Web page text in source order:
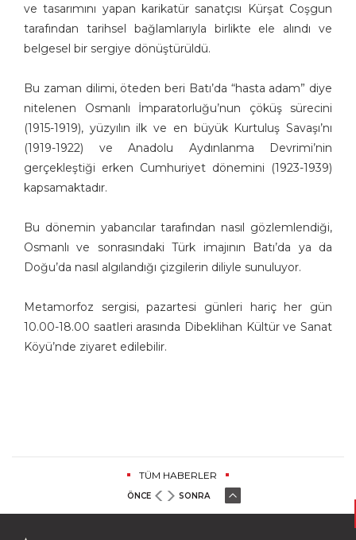
ve tasarımını yapan karikatür sanatçısı Kürşat Coşgun
tarafından tarihsel bağlamlarıyla birlikte ele alındı ve
belgesel bir sergiye dönüştürüldü.
Bu zaman dilimi, öteden beri Batı’da “hasta adam” diye
nitelenen Osmanlı İmparatorluğu’nun çöküş sürecini
(1915-1919), yüzyılın ilk ve en büyük Kurtuluş Savaşı’nı
(1919-1922) ve Anadolu Aydınlanma Devrimi’nin
gerçekleştiği erken Cumhuriyet dönemini (1923-1939)
kapsamaktadır.
Bu dönemin yabancılar tarafından nasıl gözlemlendiği,
Osmanlı ve sonrasındaki Türk imajının Batı’da ya da
Doğu’da nasıl algılandığı çizgilerin diliyle sunuluyor.
Metamorfoz sergisi, pazartesi günleri hariç her gün
10.00-18.00 saatleri arasında Dibeklihan Kültür ve Sanat
Köyü’nde ziyaret edilebilir.
TÜM HABERLER
ÖNCE SONRA